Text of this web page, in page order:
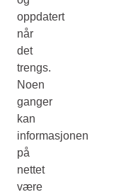
oppdatert
når
det
trengs.
Noen
ganger
kan
informasjonen
på
nettet
være